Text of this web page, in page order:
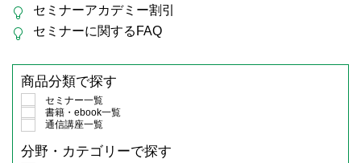
セミナーアカデミー割引
セミナーに関するFAQ
商品分類で探す
セミナー一覧
書籍・ebook一覧
通信講座一覧
分野・カテゴリーで探す